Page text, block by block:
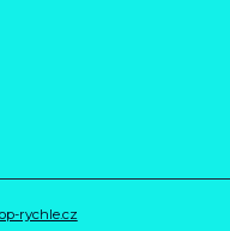
rychle.cz